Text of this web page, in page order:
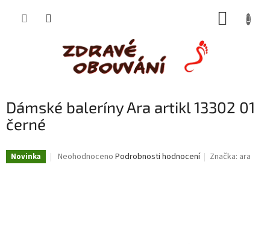
Dámské baleríny Ara artikl 13302 01
černé
Novinka
Průměrné
Neohodnoceno Podrobnosti hodnocení Značka: ara